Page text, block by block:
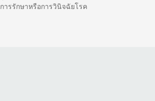
การรักษาหรือการวินิจฉัยโรค